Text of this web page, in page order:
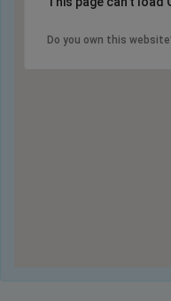
Do you own this